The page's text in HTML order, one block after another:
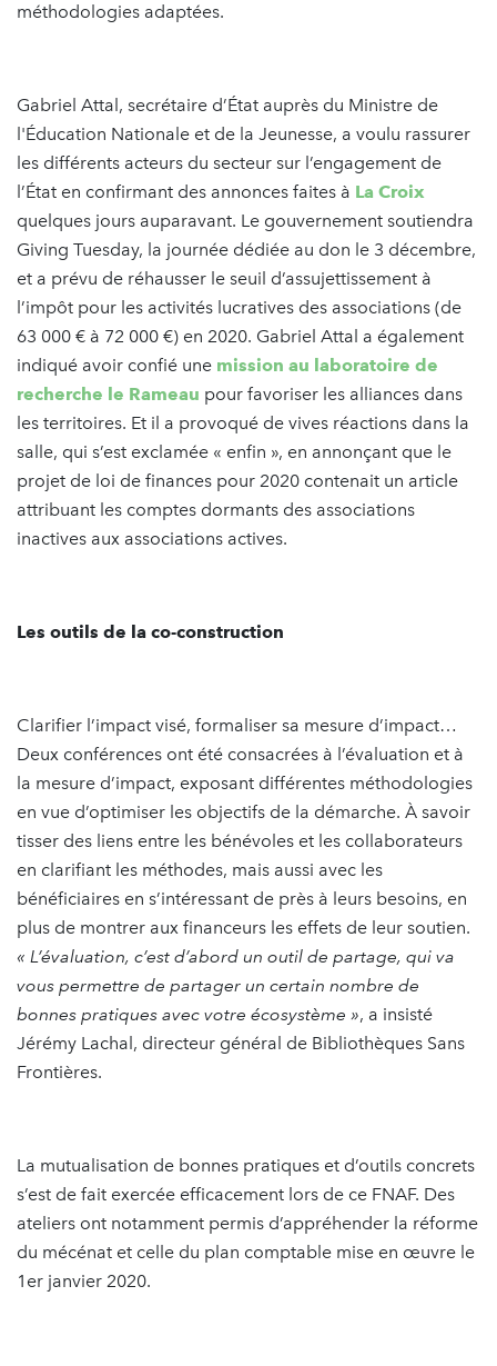
méthodologies adaptées.
Gabriel Attal, secrétaire d’État auprès du Ministre de
l'Éducation Nationale et de la Jeunesse, a voulu rassurer
les différents acteurs du secteur sur l’engagement de
l’État en confirmant des annonces faites à La Croix
quelques jours auparavant. Le gouvernement soutiendra
Giving Tuesday, la journée dédiée au don le 3 décembre,
et a prévu de réhausser le seuil d’assujettissement à
l’impôt pour les activités lucratives des associations (de
63 000 € à 72 000 €) en 2020. Gabriel Attal a également
indiqué avoir confié une mission au laboratoire de
recherche le Rameau pour favoriser les alliances dans
les territoires. Et il a provoqué de vives réactions dans la
salle, qui s’est exclamée « enfin », en annonçant que le
projet de loi de finances pour 2020 contenait un article
attribuant les comptes dormants des associations
inactives aux associations actives.
Les outils de la co-construction
Clarifier l’impact visé, formaliser sa mesure d’impact…
Deux conférences ont été consacrées à l’évaluation et à
la mesure d’impact, exposant différentes méthodologies
en vue d’optimiser les objectifs de la démarche. À savoir
tisser des liens entre les bénévoles et les collaborateurs
en clarifiant les méthodes, mais aussi avec les
bénéficiaires en s’intéressant de près à leurs besoins, en
plus de montrer aux financeurs les effets de leur soutien.
« L’évaluation, c’est d’abord un outil de partage, qui va
vous permettre de partager un certain nombre de
bonnes pratiques avec votre écosystème », a insisté
Jérémy Lachal, directeur général de Bibliothèques Sans
Frontières.
La mutualisation de bonnes pratiques et d’outils concrets
s’est de fait exercée efficacement lors de ce FNAF. Des
ateliers ont notamment permis d’appréhender la réforme
du mécénat et celle du plan comptable mise en œuvre le
1er janvier 2020.